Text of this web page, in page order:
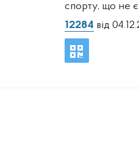
спорту, що не
12284 від